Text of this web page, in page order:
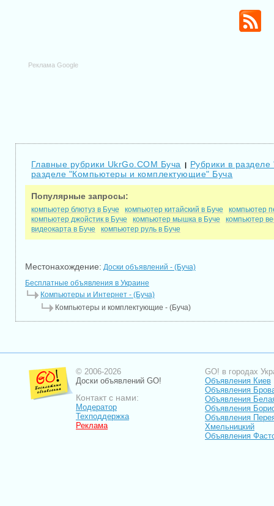
Реклама Google
Главные рубрики UkrGo.COM Буча | Рубрики в
разделе "Компьютеры и комплектующие" Буча
Популярные запросы:
компьютер блютуз в Буче компьютер китайский в Буче
компьютер
компьютер джойстик в Буче
компьютер мышка в Буче
компьютер
видеокарта в Буче
компьютер руль в Буче
Местонахождение: Доски объявлений - (Буча)
Бесплатные объявления в Украине
Компьютеры и Интернет - (Буча)
Компьютеры и комплектующие - (Буча)
© 2006-2026
Доски объявлений GO!
Контакт с нами:
Модератор
Техподдержка
Реклама
GO! в городах
Объявления Киев
Объявления
Объявления
Объявления
Объявления
Хмельницкий
Объявления